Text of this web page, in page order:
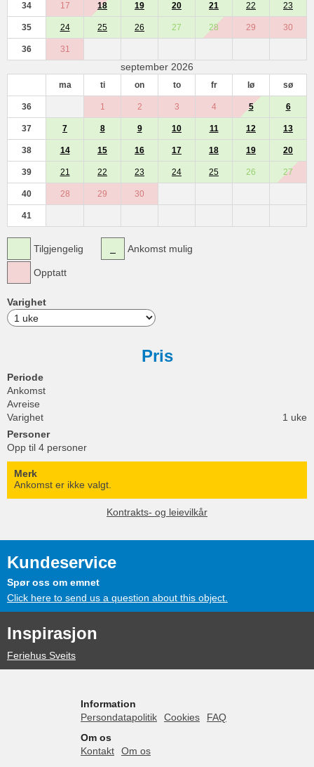
34 17 18 19 20 21 22 23
35 24 25 26 27 28 29 30
36 31
september 2026
ma ti on to fr lø sø
36 1 2 3 4 5 6
37 7 8 9 10 11 12 13
38 14 15 16 17 18 19 20
39 21 22 23 24 25 26 27
40 28 29 30
41
Tilgjengelig
Opptatt
Ankomst mulig
Varighet
Pris
Periode
Ankomst
Avreise
Varighet
1 uke
Personer
Opp til 4 personer
Merk
Ankomst er ikke valgt.
Kontrakts- og leievilkår
Kundeservice
Spør oss om emnet
Click here to send us a question about this object.
Inspirasjon
Feriehus Sveits
Information
Persondatapolitik
Cookies
FAQ
Om os
Kontakt
Om os